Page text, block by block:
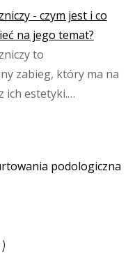
- czym jest i co
na jego temat?
to
zabieg, który ma na
ich estetyki.…
podologiczna